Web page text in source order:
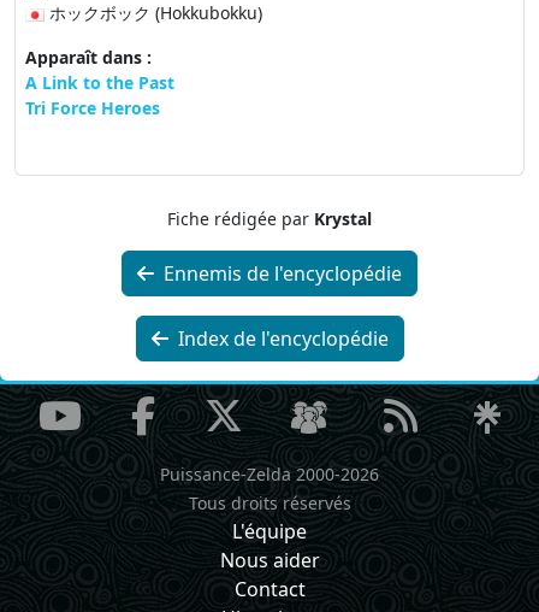
ホックボック (Hokkubokku)
Apparaît dans :
A Link to the Past
Tri Force Heroes
Fiche rédigée par Krystal
Ennemis de l'encyclopédie
Index de l'encyclopédie
Puissance-Zelda 2000-2026
Tous droits réservés
L'équipe
Nous aider
Contact